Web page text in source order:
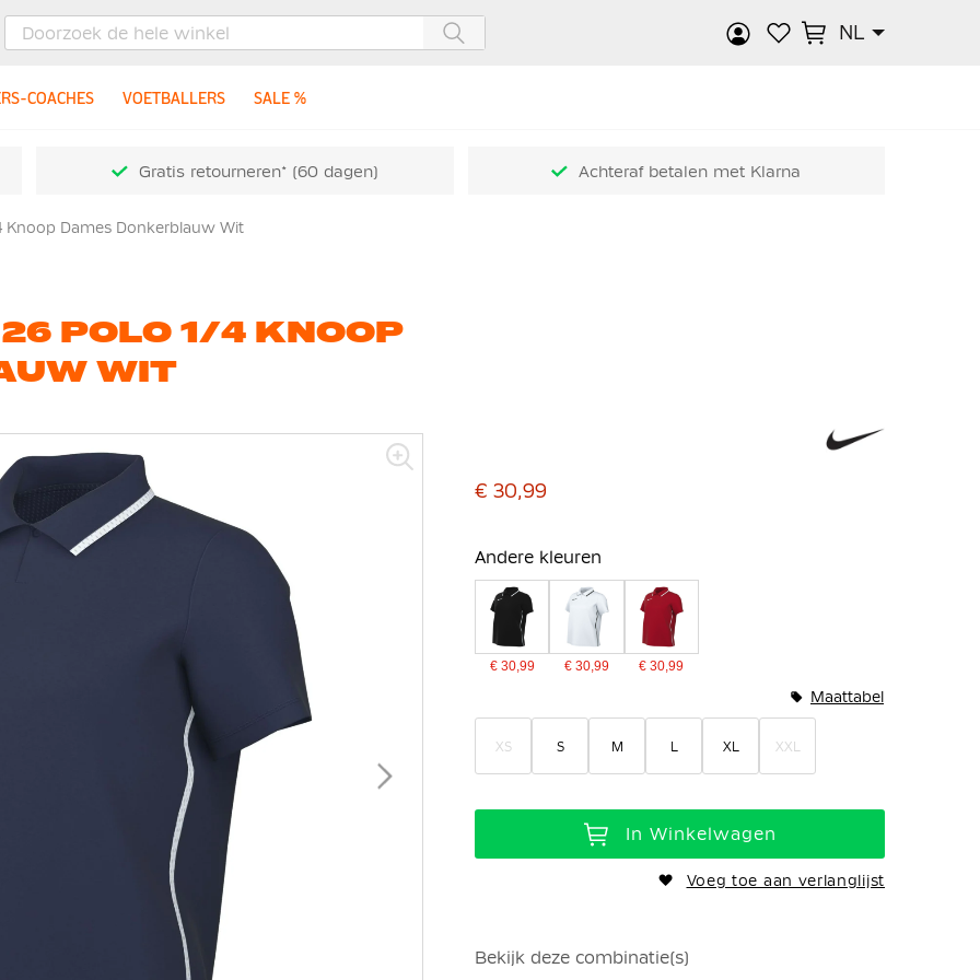
NL
COACHES VOETBALLERS SALE %
Gratis retourneren* (60 dagen) Achteraf betalen met Klarna
Knoop Dames Donkerblauw Wit
POLO 1/4 KNOOP
WIT
€ 30,99
Andere kleuren
€ 30,99 € 30,99 € 30,99
XS S M L XL XXL
Maattabel
In Winkelwagen
Voeg toe aan verlanglijst
Bekijk deze combinatie(s)